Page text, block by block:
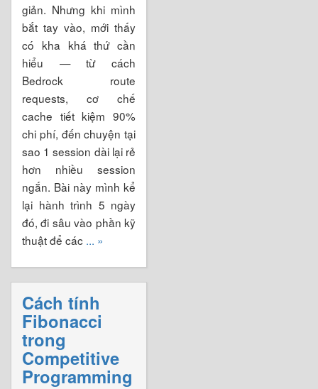
giản. Nhưng khi mình
bắt tay vào, mới thấy
có kha khá thứ cần
hiểu — từ cách
Bedrock route
requests, cơ chế
cache tiết kiệm 90%
chi phí, đến chuyện tại
sao 1 session dài lại rẻ
hơn nhiều session
ngắn. Bài này mình kể
lại hành trình 5 ngày
đó, đi sâu vào phần kỹ
thuật để các ... »
Cách tính
Fibonacci
trong
Competitive
Programming